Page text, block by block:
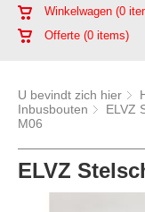
Winkelwagen (0
Offerte (0 items)
U bevindt zich hier
Inbusbouten
ELVZ
M06
ELVZ